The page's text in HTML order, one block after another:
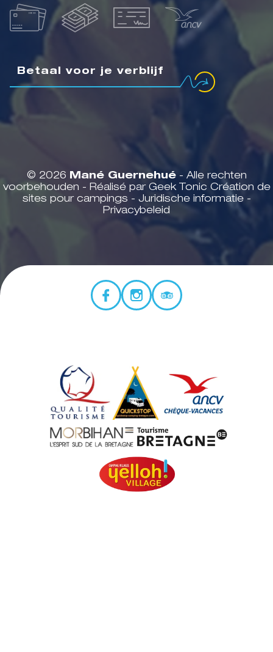
Betaal voor je verblijf
© 2026 Mané Guernehué- Alle rechten
voorbehouden - Réalisé par Geek Tonic Création de
sites pour campings - Juridische informatie -
Privacybeleid